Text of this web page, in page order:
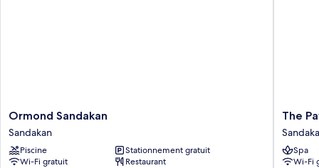
Ormond
Sandakan
Sandakan
Ormond Sandakan
Sandakan
Piscine
Stationnement gratuit
Wi-Fi gratuit
Restaurant
The
Pavilion
Hotel
The
Spa
Wi-Fi